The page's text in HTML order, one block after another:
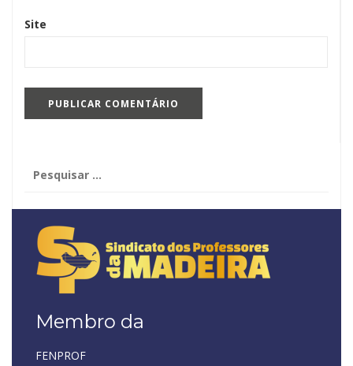
Site
por:
Membro da
FENPROF